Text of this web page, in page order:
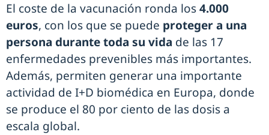
El coste de la vacunación ronda los4.000
euros, con los que se puede proteger a una
persona durante toda su vida de las 17
enfermedades prevenibles más importantes.
Además, permiten generar una importante
actividad de I+D biomédica en Europa, donde
se produce el 80 por ciento de las dosis a
escala global.